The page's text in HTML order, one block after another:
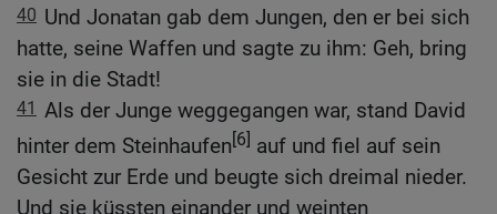
40 Und Jonatan gab dem Jungen, den er bei sich
hatte, seine Waffen und sagte zu ihm: Geh, bring
sie in die Stadt!
41 Als der Junge weggegangen war, stand David
hinter dem Steinhaufen[6] auf und fiel auf sein
Gesicht zur Erde und beugte sich dreimal nieder.
Und sie küssten einander und weinten